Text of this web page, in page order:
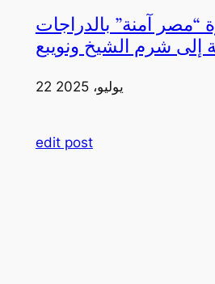
“مصر آمنة” بالدراجات
إلى شرم الشيخ ونويبع
22 يوليو، 2025
edit post